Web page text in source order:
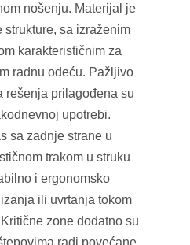
nošenju. Materijal je
strukture, sa izraženim
karakterističnim za
radnu odeću. Pažljivo
rešenja prilagođena su
upotrebi.
sa zadnje strane u
trakom u struku
i ergonomsko
ili uvrtanja tokom
zone dodatno su
radi povećane